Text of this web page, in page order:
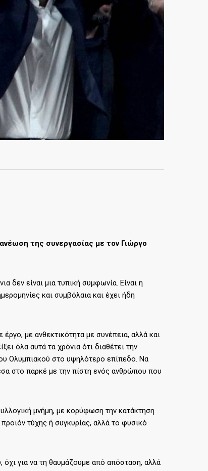
της συνεργασίας με τον Γιώργο
δεν είναι μια τυπική συμφωνία. Είναι η
και συμβόλαια και έχει ήδη
με ανθεκτικότητα με συνέπεια, αλλά και
όλα αυτά τα χρόνια ότι διαθέτει την
Ολυμπιακού στο υψηλότερο επίπεδο. Να
στο παρκέ με την πίστη ενός ανθρώπου που
μνήμη, με κορύφωση την κατάκτηση
τύχης ή συγκυρίας, αλλά το φυσικό
όχι για να τη θαυμάζουμε από απόσταση, αλλά